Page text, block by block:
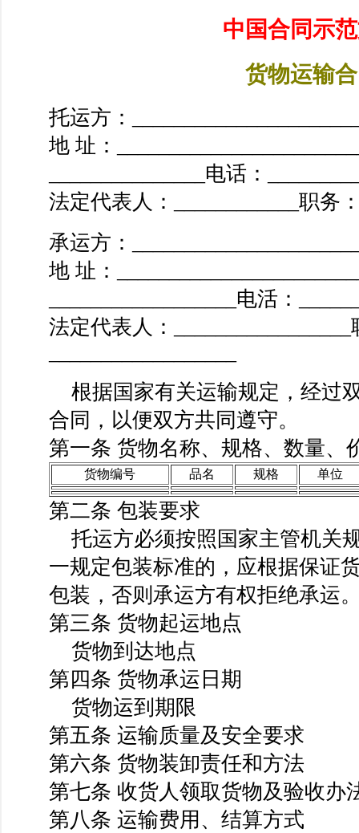
中国合同示
货物运输
托运方：
地 址：
_______________电话：
法定代表人：____________职务
承运方：
地 址：
__________________电活：
法定代表人：
根据国家有关运输规定，经过
合同，以便双方共同遵守。
第一条 货物名称、规格、数量、
货物编号 品名 规格 单位
第二条 包装要求
托运方必须按照国家主管机关
一规定包装标准的，应根据保证
包装，否则承运方有权拒绝承运
第三条 货物起运地点
货物到达地点
第四条 货物承运日期
货物运到期限
第五条 运输质量及安全要求
第六条 货物装卸责任和方法
第七条 收货人领取货物及验收办
第八条 运输费用、结算方式